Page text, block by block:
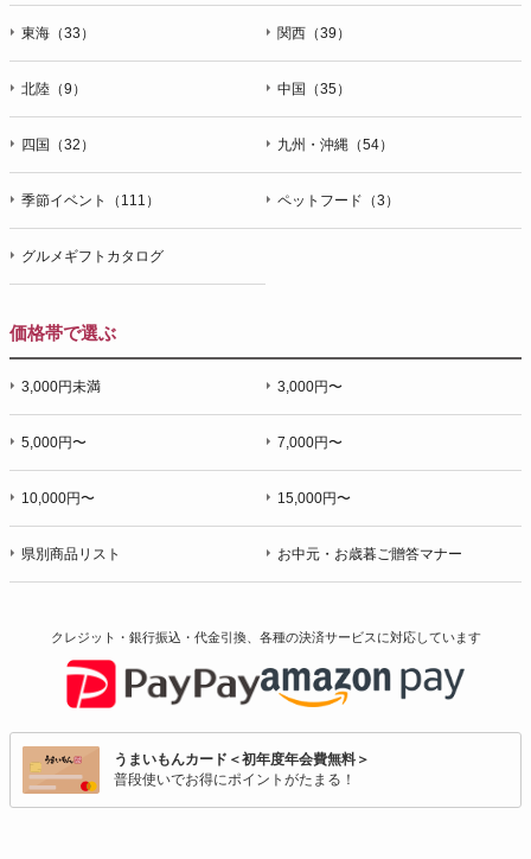
東海（33） 関西（39）
北陸（9） 中国（35）
四国（32） 九州・沖縄（54）
季節イベント（111） ペットフード（3）
グルメギフトカタログ
価格帯で選ぶ
3,000円未満 3,000円〜
5,000円〜 7,000円〜
10,000円〜 15,000円〜
県別商品リスト お中元・お歳暮ご贈答マナー
クレジット・銀行振込・代金引換、各種の決済サービスに対応しています
うまいもんカード＜初年度年会費無料＞
普段使いでお得にポイントがたまる！